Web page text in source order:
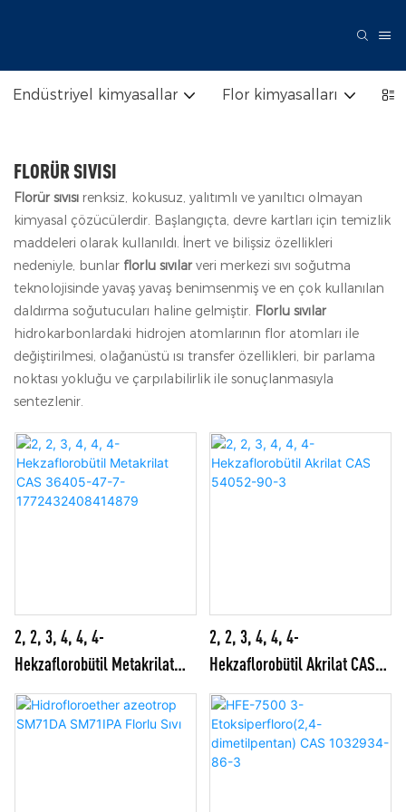
Endüstriyel kimyasallar Flor kimyasalları
FLORÜR SIVISI
Florür sıvısı renksiz, kokusuz, yalıtımlı ve yanıltıcı olmayan
kimyasal çözücülerdir. Başlangıçta, devre kartları için temizlik
maddeleri olarak kullanıldı. İnert ve bilişsiz özellikleri
nedeniyle, bunlar florlu sıvılarveri merkezi sıvı soğutma
teknolojisinde yavaş yavaş benimsenmiş ve en çok kullanılan
daldırma soğutucuları haline gelmiştir. Florlu sıvılar
hidrokarbonlardaki hidrojen atomlarının flor atomları ile
değiştirilmesi, olağanüstü ısı transfer özellikleri, bir parlama
noktası yokluğu ve çarpılabilirlik ile sonuçlanmasıyla
sentezlenir.
2, 2, 3, 4, 4, 4-
Hekzaflorobütil Metakrilat
CAS 36405-47-7-
1772432408414879
2, 2, 3, 4, 4, 4-
Hekzaflorobütil Akrilat CAS
54052-90-3